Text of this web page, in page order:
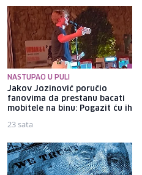
NASTUPAO U PULI
Jakov Jozinović poručio
fanovima da prestanu bacati
mobitele na binu: Pogazit ću ih
23 sata